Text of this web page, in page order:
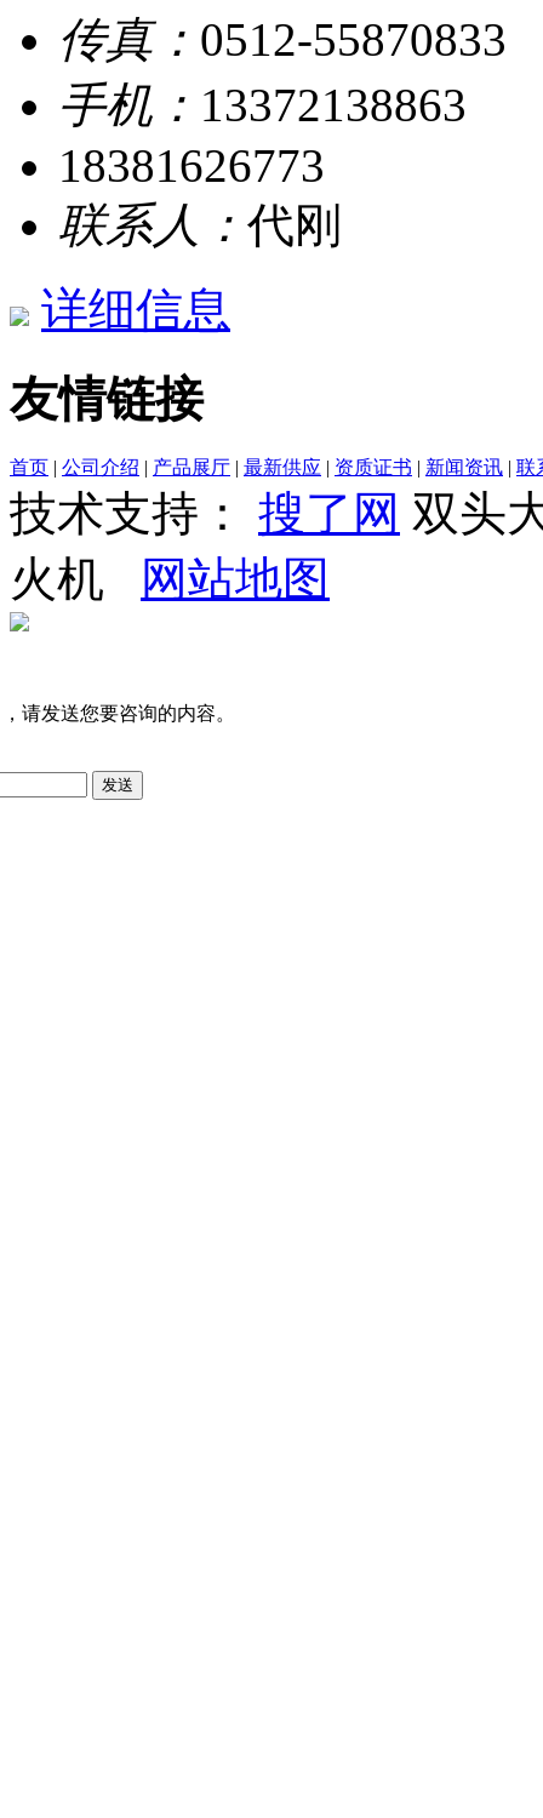
传真： 0512-55870833
手机： 13372138863
18381626773
联系人： 代刚
详细信息
友情链接
首页 | 公司介绍 | 产品展厅 | 最新供应 | 资质证书 | 新闻资讯 | 联
技术支持： 搜了网 双头
火机
网站地图
请发送您要咨询的内容。